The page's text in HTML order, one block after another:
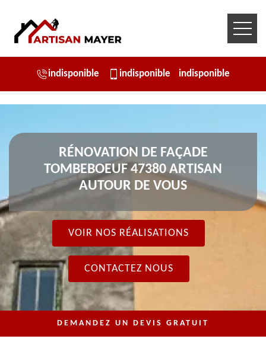
indisponible indisponible indisponible
RÉNOVATION DE FAÇADE
TOMBEBOEUF 47380 ARTISAN
AUTOUR DE VOUS
VOIR NOS RÉALISATIONS
CONTACTEZ NOUS
DEMANDEZ UN DEVIS GRATUIT